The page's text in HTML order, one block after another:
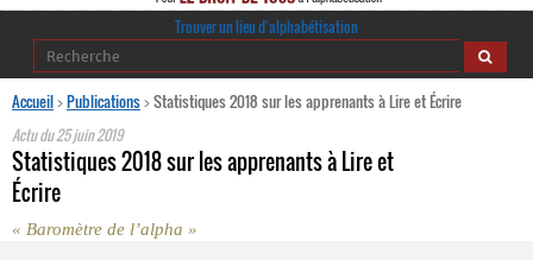
Alphabétisation
Agir pour l’alpha
Publications
Trouver un lieu d’alphabétisation
Accueil>Publications>Statistiques 2018 sur les apprenants à Lire et Écrire
Actu du25 juin 2019
Statistiques 2018 sur les apprenants à Lire et
Écrire
« Baromètre de l’alpha »